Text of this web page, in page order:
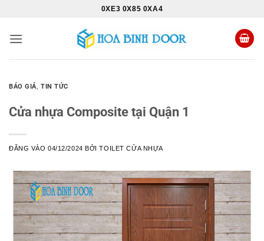
nội
0XE3 0X85 0XA4
BÁO GIÁ,TIN TỨC
Cửa nhựa Composite tại Quận 1
ĐĂNG VÀO04/12/2024 BỞITOILET CỬA NHỰA